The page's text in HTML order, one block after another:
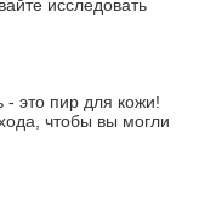
исследовать
это пир для кожи!
чтобы вы могли